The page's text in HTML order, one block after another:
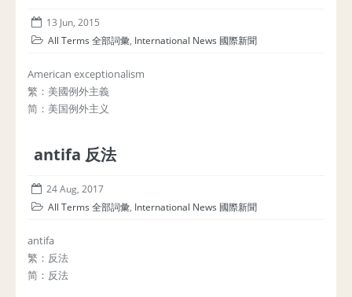
13 Jun, 2015
All Terms 全部詞彙, International News 國際新聞
American exceptionalism
繁：美國例外主義
简：美国例外主义
antifa 反法
24 Aug, 2017
All Terms 全部詞彙, International News 國際新聞
antifa
繁：反法
简：反法